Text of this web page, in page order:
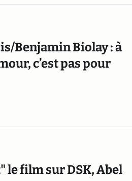
Benjamin Biolay : à
c’est pas pour
le film sur DSK, Abel